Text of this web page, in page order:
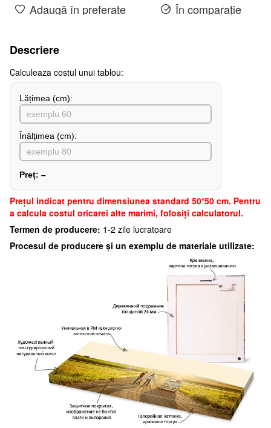
Adaugă în preferate În comparație
Descriere
Сalculeaza costul unui tablou:
Lățimea (сm):
Înălțimea (cm):
Preț: –
Preţul indicat pentru dimensiunea standard 50*50 cm. Pentru
a calcula costul oricarei alte marimi, folosiți calculatorul.
Termen de producere: 1-2 zile lucratoare
Procesul de producere și un exemplu de materiale utilizate: